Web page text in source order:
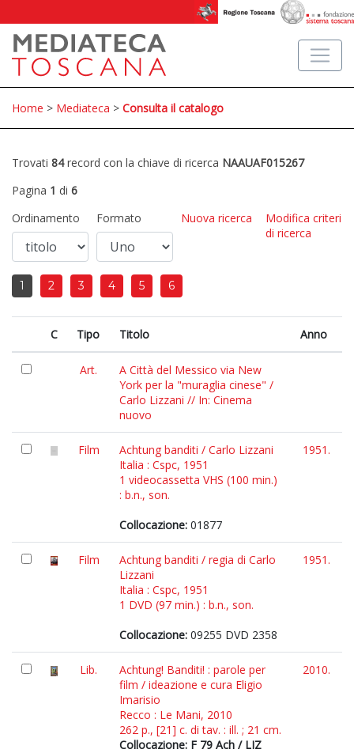
Home > Mediateca > Consulta il catalogo
Trovati 84record con la chiave di ricerca NAAUAF015267
Pagina 1 di 6
Ordinamento
Formato Nuova ricerca
Modifica criteri
di ricerca
1 2 3 4 5 6
C Tipo Titolo Anno
Art.
A Città del Messico via New
York per la "muraglia cinese" /
Carlo Lizzani // In: Cinema
nuovo
Film
Achtung banditi / Carlo Lizzani
Italia : Cspc, 1951
1 videocassetta VHS (100 min.)
: b.n., son.
Collocazione: 01877
1951.
Film
Achtung banditi / regia di Carlo
Lizzani
Italia : Cspc, 1951
1 DVD (97 min.) : b.n., son.
Collocazione: 09255 DVD 2358
1951.
Lib.
Achtung! Banditi! : parole per
film / ideazione e cura Eligio
Imarisio
Recco : Le Mani, 2010
262 p., [21] c. di tav. : ill. ; 21 cm.
Collocazione: F 79 Ach / LIZ
2010.